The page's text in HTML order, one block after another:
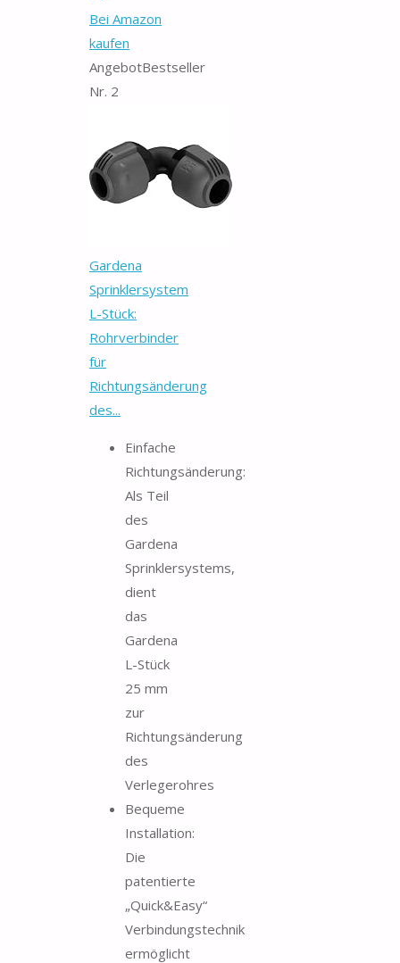
Bei Amazon
kaufen
AngebotBestseller
Nr. 2
Gardena
Sprinklersystem
L-Stück:
Rohrverbinder
für
Richtungsänderung
des...
Einfache
Richtungsänderung:
Als Teil
des
Gardena
Sprinklersystems,
dient
das
Gardena
L-Stück
25 mm
zur
Richtungsänderung
des
Verlegerohres
Bequeme
Installation:
Die
patentierte
„Quick&Easy“
Verbindungstechnik
ermöglicht